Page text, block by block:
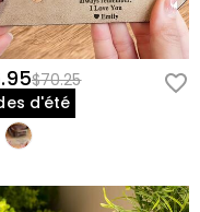
$70.25
d'été